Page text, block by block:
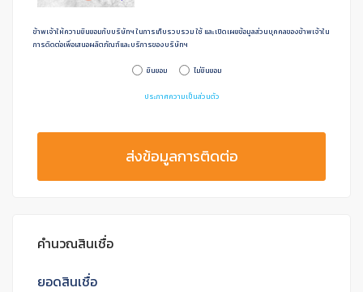
ข้าพเจ้าให้ความยินยอมกับบริษัทฯ ในการเก็บรวบรวม ใช้ และเปิดเผยข้อมูลส่วนบุคคลของข้าพเจ้าใน
การดิดต่อเพื่อเสนอผลิตภัณฑ์และบริการของบริษัทฯ
ยินยอม ไม่ยินยอม
ประกาศความเป็นส่วนตัว
ส่งข้อมูลการติดต่อ
คำนวณสินเชื่อ
ยอดสินเชื่อ